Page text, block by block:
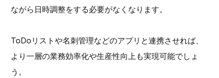
ながら日時調整をする必要がなくなります。
ToDoリストや名刺管理などのアプリと連携させれば、
より一層の業務効率化や生産性向上も実現可能でしょ
う。